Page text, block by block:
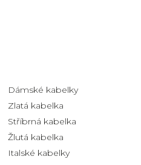
Dámské kabelky
Zlatá kabelka
Stříbrná kabelka
Žlutá kabelka
Italské kabelky